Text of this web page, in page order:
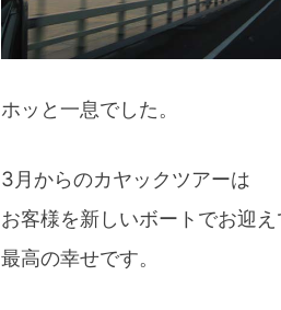
ホッと一息でした。
3月からのカヤックツアーは
お客様を新しいボートでお迎
最高の幸せです。